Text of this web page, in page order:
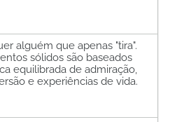
alguém que apenas "tira".
sólidos são baseados
equilibrada de admiração,
e experiências de vida.